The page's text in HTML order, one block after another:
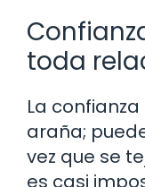
toda
La
araña;
vez que se
es casi